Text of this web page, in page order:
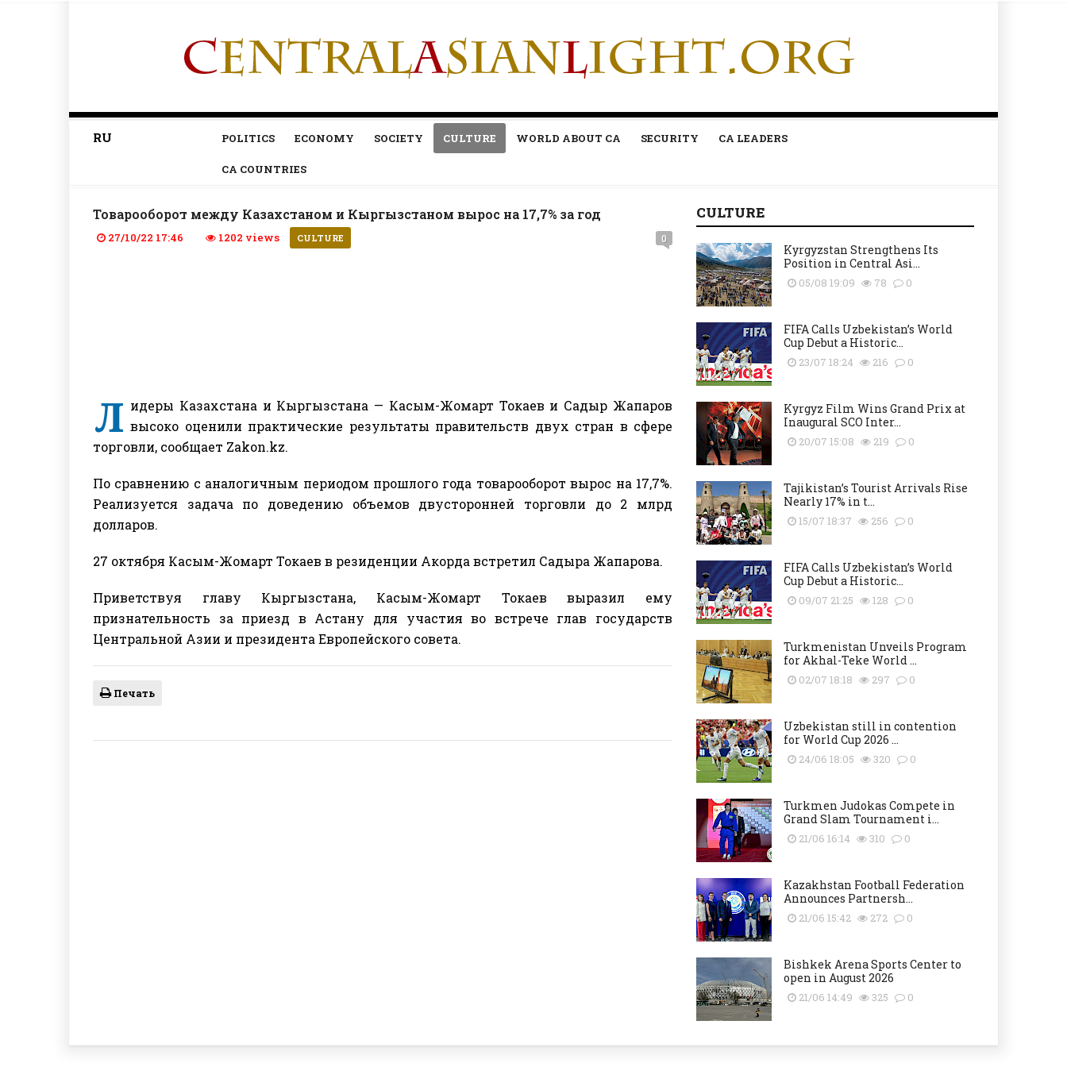
RU POLITICS ECONOMY SOCIETY CULTURE WORLD ABOUT CA SECURITY CA LEADERS
CA COUNTRIES
Товарооборот между Казахстаном и Кыргызстаном вырос на 17,7% за год
27/10/22 17:46 1202 views CULTURE 0
Л идеры Казахстана и Кыргызстана — Касым-Жомарт Токаев и Садыр Жапаров
высоко оценили практические результаты правительств двух стран в сфере
торговли, сообщает Zakon.kz.
По сравнению с аналогичным периодом прошлого года товарооборот вырос на 17,7%.
Реализуется задача по доведению объемов двусторонней торговли до 2 млрд
долларов.
27 октября Касым-Жомарт Токаев в резиденции Акорда встретил Садыра Жапарова.
Приветствуя главу Кыргызстана, Касым-Жомарт Токаев выразил ему
признательность за приезд в Астану для участия во встрече глав государств
Центральной Азии и президента Европейского совета.
Печать
CULTURE
Kyrgyzstan Strengthens Its
Position in Central Asi...
05/08 19:09 78 0
FIFA Calls Uzbekistan’s World
Cup Debut a Historic...
23/07 18:24 216 0
Kyrgyz Film Wins Grand Prix at
Inaugural SCO Inter...
20/07 15:08 219 0
Tajikistan’s Tourist Arrivals Rise
Nearly 17% in t...
15/07 18:37 256 0
FIFA Calls Uzbekistan’s World
Cup Debut a Historic...
09/07 21:25 128 0
Turkmenistan Unveils Program
for Akhal-Teke World ...
02/07 18:18 297 0
Uzbekistan still in contention
for World Cup 2026 ...
24/06 18:05 320 0
Turkmen Judokas Compete in
Grand Slam Tournament i...
21/06 16:14 310 0
Kazakhstan Football Federation
Announces Partnersh...
21/06 15:42 272 0
Bishkek Arena Sports Center to
open in August 2026
21/06 14:49 325 0